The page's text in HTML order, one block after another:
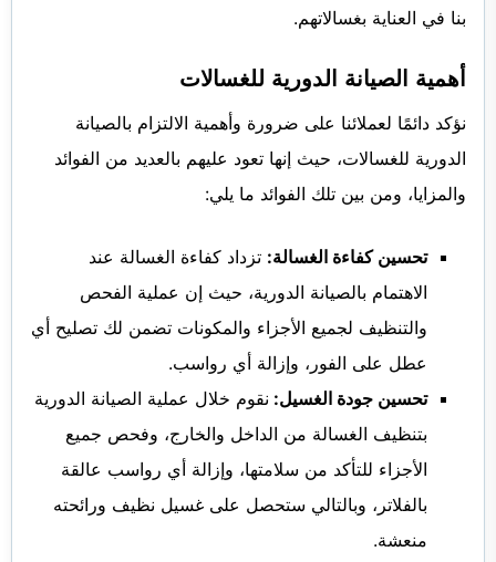
بنا في العناية بغسالاتهم.
أهمية الصيانة الدورية للغسالات
نؤكد دائمًا لعملائنا على ضرورة وأهمية الالتزام بالصيانة
الدورية للغسالات، حيث إنها تعود عليهم بالعديد من الفوائد
والمزايا، ومن بين تلك الفوائد ما يلي:
تحسين كفاءة الغسالة: تزداد كفاءة الغسالة عند
الاهتمام بالصيانة الدورية، حيث إن عملية الفحص
والتنظيف لجميع الأجزاء والمكونات تضمن لك تصليح أي
عطل على الفور، وإزالة أي رواسب.
تحسين جودة الغسيل: نقوم خلال عملية الصيانة الدورية
بتنظيف الغسالة من الداخل والخارج، وفحص جميع
الأجزاء للتأكد من سلامتها، وإزالة أي رواسب عالقة
بالفلاتر، وبالتالي ستحصل على غسيل نظيف ورائحته
منعشة.